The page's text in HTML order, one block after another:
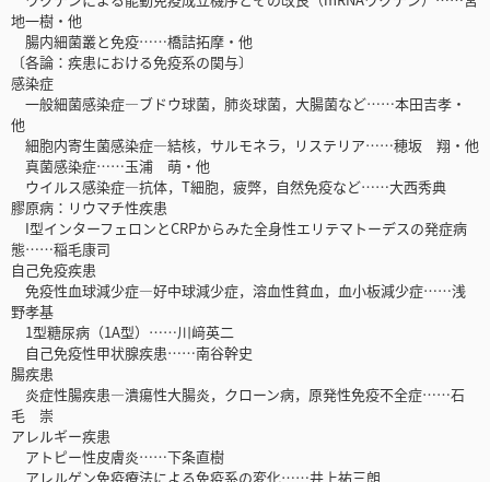
地一樹・他
腸内細菌叢と免疫……橋詰拓摩・他
〔各論：疾患における免疫系の関与〕
感染症
一般細菌感染症―ブドウ球菌，肺炎球菌，大腸菌など……本田吉孝・
他
細胞内寄生菌感染症―結核，サルモネラ，リステリア……穂坂 翔・他
真菌感染症……玉浦 萌・他
ウイルス感染症―抗体，T細胞，疲弊，自然免疫など……大西秀典
膠原病：リウマチ性疾患
I型インターフェロンとCRPからみた全身性エリテマトーデスの発症病
態……稲毛康司
自己免疫疾患
免疫性血球減少症―好中球減少症，溶血性貧血，血小板減少症……浅
野孝基
1型糖尿病（1A型）……川﨑英二
自己免疫性甲状腺疾患……南谷幹史
腸疾患
炎症性腸疾患―潰瘍性大腸炎，クローン病，原発性免疫不全症……石
毛 崇
アレルギー疾患
アトピー性皮膚炎……下条直樹
アレルゲン免疫療法による免疫系の変化……井上祐三朗